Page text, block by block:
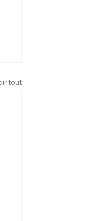
tout